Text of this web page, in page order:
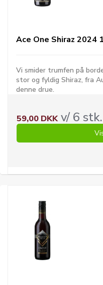
Ace One Shiraz 2024
Vi smider trumfen på
stor og fyldig Shiraz, fra
denne drue.
59,00 DKKv/ 6 stk.